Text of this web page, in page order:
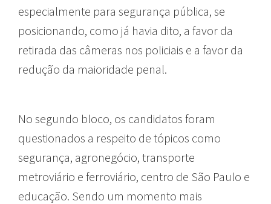
especialmente para segurança pública, se
posicionando, como já havia dito, a favor da
retirada das câmeras nos policiais e a favor da
redução da maioridade penal.
No segundo bloco, os candidatos foram
questionados a respeito de tópicos como
segurança, agronegócio, transporte
metroviário e ferroviário, centro de São Paulo e
educação. Sendo um momento mais